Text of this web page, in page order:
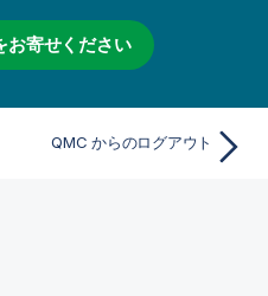
お寄せください
QMC からのログアウト